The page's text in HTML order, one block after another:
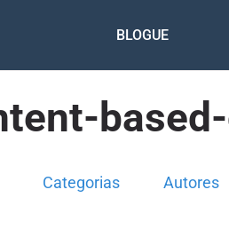
BLOGUE
Categorias Autores